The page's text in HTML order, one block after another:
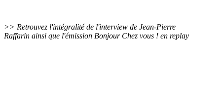
>> Retrouvez l'intégralité de l'interview de Jean-Pierre
Raffarin ainsi que l'émission Bonjour Chez vous ! en replay